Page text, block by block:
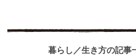
暮らし／生き方の記事